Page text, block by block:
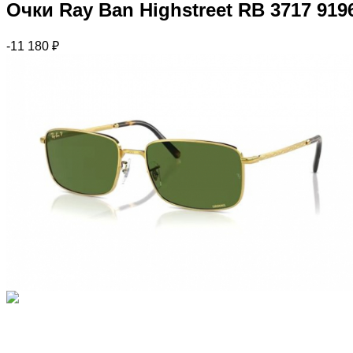
Очки Ray Ban Highstreet RB 3717
-11 180 ₽